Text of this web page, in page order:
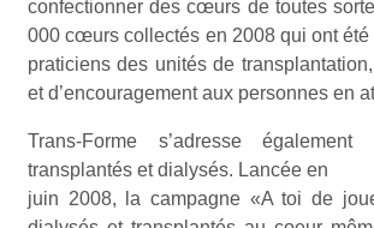
confectionner des cœurs de toutes
000 cœurs collectés en 2008 qui ont été
praticiens des unités de
et d’encouragement aux personnes en
Trans-Forme s’adresse
transplantés et dialysés. Lancée en
juin 2008, la campagne «A toi de
NextGen,
une
trottinette
mécanique
Beeper
Des
trampolines
grands et
Durant les